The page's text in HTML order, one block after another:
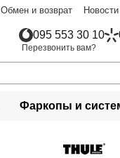
Обмен и возврат
095 553 30 10
Перезвонить вам?
Фаркопы и